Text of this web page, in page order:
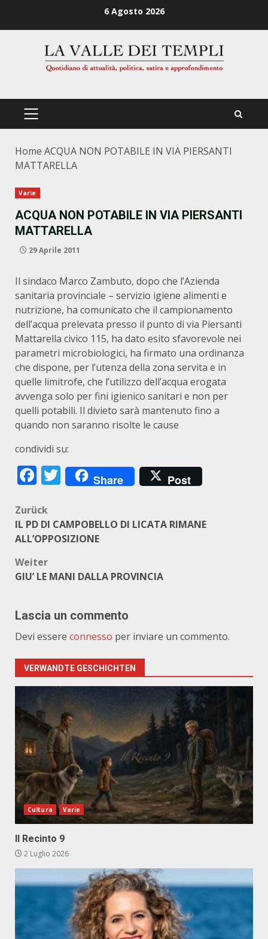
6 Agosto 2026
PRIMÄRES
Home ACQUA NON POTABILE IN VIA PIERSANTI
MATTARELLA
Varie
ACQUA NON POTABILE IN VIA PIERSANTI
MATTARELLA
29 Aprile 2011
Il sindaco Marco Zambuto, dopo che l’Azienda
sanitaria provinciale – servizio igiene alimenti e
nutrizione, ha comunicato che il campionamento
dell’acqua prelevata presso il punto di via Piersanti
Mattarella civico 115, ha dato esito sfavorevole nei
parametri microbiologici, ha firmato una ordinanza
che dispone, per l’utenza della zona servita e in
quelle limitrofe, che l’utilizzo dell’acqua erogata
avvenga solo per fini igienico sanitari e non per
quelli potabili. Il divieto sarà mantenuto fino a
quando non saranno risolte le cause
condividi su:
Facebook
Twitter
Share Post
Beitragsnavigation
Zurück
IL PD DI CAMPOBELLO DI LICATA RIMANE
ALL’OPPOSIZIONE
Weiter
GIU’ LE MANI DALLA PROVINCIA
Lascia un commento
Devi essere connesso per inviare un commento.
VERWANDTE GESCHICHTEN
Cultura Varie
Il Recinto 9
2 Luglio 2026